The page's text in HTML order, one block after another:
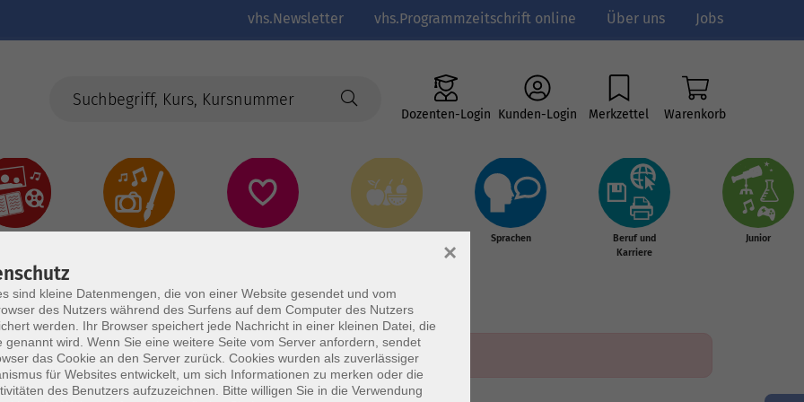
vhs.Newsletter vhs.Programmzeitschrift online Über uns Jobs
Dozenten-Login Kunden-Login Merkzettel Warenkorb
Sprachen
Beruf und
Karriere
Junior
sind kleine Datenmengen, die von einer Website gesendet und vom
des Nutzers während des Surfens auf dem Computer des Nutzers
werden. Ihr Browser speichert jede Nachricht in einer kleinen Datei, die
genannt wird. Wenn Sie eine weitere Seite vom Server anfordern, sendet
das Cookie an den Server zurück. Cookies wurden als zuverlässiger
für Websites entwickelt, um sich Informationen zu merken oder die
des Benutzers aufzuzeichnen. Bitte willigen Sie in die Verwendung
×